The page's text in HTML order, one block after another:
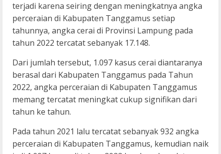
terjadi karena seiring dengan meningkatnya angka
perceraian di Kabupaten Tanggamus setiap
tahunnya, angka cerai di Provinsi Lampung pada
tahun 2022 tercatat sebanyak 17.148.
Dari jumlah tersebut, 1.097 kasus cerai diantaranya
berasal dari Kabupaten Tanggamus pada Tahun
2022, angka perceraian di Kabupaten Tanggamus
memang tercatat meningkat cukup signifikan dari
tahun ke tahun.
Pada tahun 2021 lalu tercatat sebanyak 932 angka
perceraian di Kabupaten Tanggamus, kemudian naik